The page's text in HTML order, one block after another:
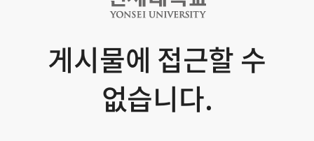
게시물에 접근할 수
없습니다.